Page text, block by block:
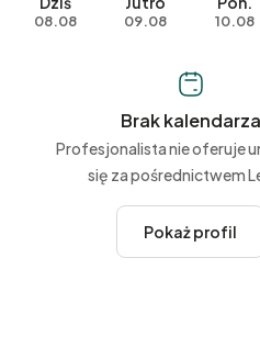
–
–
–
–
–
–
–
–
–
–
08.08 09.08 10.08
Brak kalendarza
Profesjonalista nie oferuje
się za pośrednictwem
Pokaż profil